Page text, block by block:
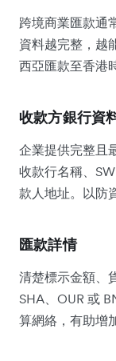
跨境商業匯款通
資料越完整，越
西亞匯款至香港
收款方銀行資
企業提供完整且
收款行名稱、
款人地址。以防
匯款詳情
清楚標示金額、
SHA、OUR 或
算網絡，有助增